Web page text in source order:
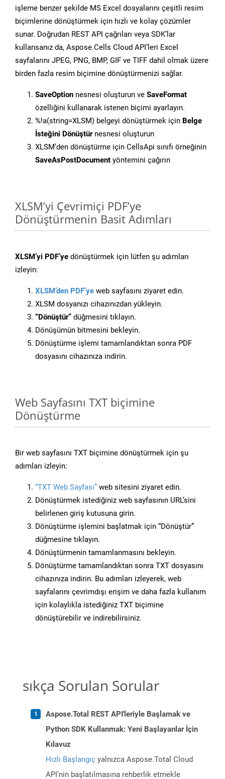
işleme benzer şekilde MS Excel dosyalarını çeşitli resim
biçimlerine dönüştürmek için hızlı ve kolay çözümler
sunar. Doğrudan REST API çağrıları veya SDK’lar
kullansanız da, Aspose.Cells Cloud API’leri Excel
sayfalarını JPEG, PNG, BMP, GIF ve TIFF dahil olmak üzere
birden fazla resim biçimine dönüştürmenizi sağlar.
SaveOption nesnesi oluşturun ve SaveFormat
özelliğini kullanarak istenen biçimi ayarlayın.
%!a(string=XLSM) belgeyi dönüştürmek için Belge
İsteğini Dönüştürnesnesi oluşturun
XLSM’den dönüştürme için CellsApi sınıfı örneğinin
SaveAsPostDocument yöntemini çağırın
XLSM’yi Çevrimiçi PDF’ye
Dönüştürmenin Basit Adımları
XLSM’yi PDF’ye dönüştürmek için lütfen şu adımları
izleyin:
XLSM’den PDF’ye web sayfasını ziyaret edin.
XLSM dosyanızı cihazınızdan yükleyin.
“Dönüştür” düğmesini tıklayın.
Dönüşümün bitmesini bekleyin.
Dönüştürme işlemi tamamlandıktan sonra PDF
dosyasını cihazınıza indirin.
Web Sayfasını TXT biçimine
Dönüştürme
Bir web sayfasını TXT biçimine dönüştürmek için şu
adımları izleyin:
“TXT Web Sayfası” web sitesini ziyaret edin.
Dönüştürmek istediğiniz web sayfasının URL’sini
belirlenen giriş kutusuna girin.
Dönüştürme işlemini başlatmak için “Dönüştür”
düğmesine tıklayın.
Dönüştürmenin tamamlanmasını bekleyin.
Dönüştürme tamamlandıktan sonra TXT dosyasını
cihazınıza indirin. Bu adımları izleyerek, web
sayfalarını çevrimdışı erişim ve daha fazla kullanım
için kolaylıkla istediğiniz TXT biçimine
dönüştürebilir ve indirebilirsiniz.
sıkça Sorulan Sorular
Aspose.Total REST API'leriyle Başlamak ve
Python SDK Kullanmak: Yeni Başlayanlar İçin
Kılavuz
Hızlı Başlangıç yalnızca Aspose.Total Cloud
API’nin başlatılmasına rehberlik etmekle